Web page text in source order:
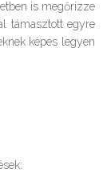
is megőrizze
támasztott egyre
képes legyen